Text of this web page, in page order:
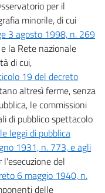
per il
minorile, di cui
3 agosto 1998, n. 269
la Rete nazionale
di cui,
19 del decreto
altresì ferme, senza
le commissioni
di pubblico spettacolo
leggi di pubblica
1931, n. 773, e agli
del
6 maggio 1940, n.
delle